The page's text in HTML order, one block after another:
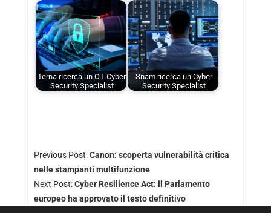
Terna ricerca un OT Cyber
Security Specialist
Snam ricerca un Cyber
Security Specialist
Previous Post:Canon: scoperta vulnerabilità critica
nelle stampanti multifunzione
Next Post:Cyber Resilience Act: il Parlamento
europeo ha approvato il testo definitivo